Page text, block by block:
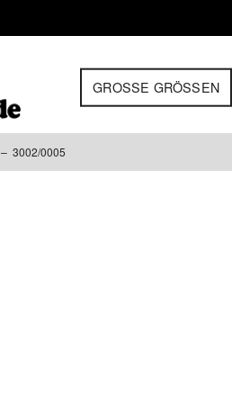
GROSSE GRÖSSEN
– 3002/0005